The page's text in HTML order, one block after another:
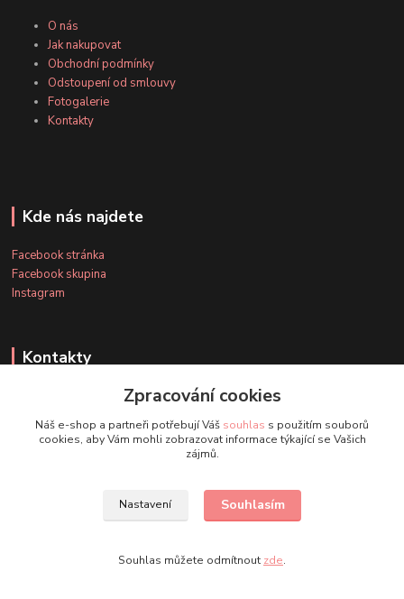
O nás
Jak nakupovat
Obchodní podmínky
Odstoupení od smlouvy
Fotogalerie
Kontakty
Kde nás najdete
Facebook stránka
Facebook skupina
Instagram
Kontakty
+420 607 163 127
(Po-Pá, 8-20 hod., So-Ne, 8-14 hod.)
Zpracování cookies
Náš e-shop a partneři potřebují Váš souhlas s použitím souborů
cookies, aby Vám mohli zobrazovat informace týkající se Vašich
zájmů.
Nastavení Souhlasím
Souhlas můžete odmítnout zde.